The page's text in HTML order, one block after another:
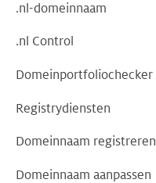
.nl-domeinnaam
.nl Control
Domeinportfoliochecker
Registrydiensten
Domeinnaam registreren
Domeinnaam aanpassen